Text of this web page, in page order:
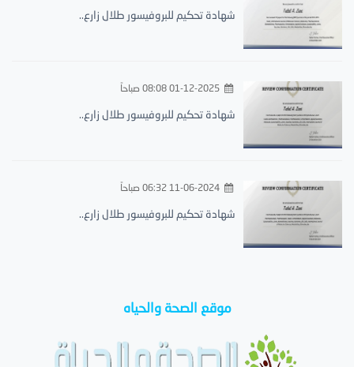
شهادة تحكيم للبروفيسور طلال زارع..
01-12-2025 08:08 صباحاً
شهادة تحكيم للبروفيسور طلال زارع..
11-06-2024 06:32 صباحاً
شهادة تحكيم للبروفيسور طلال زارع..
موقع الصحة والحياه